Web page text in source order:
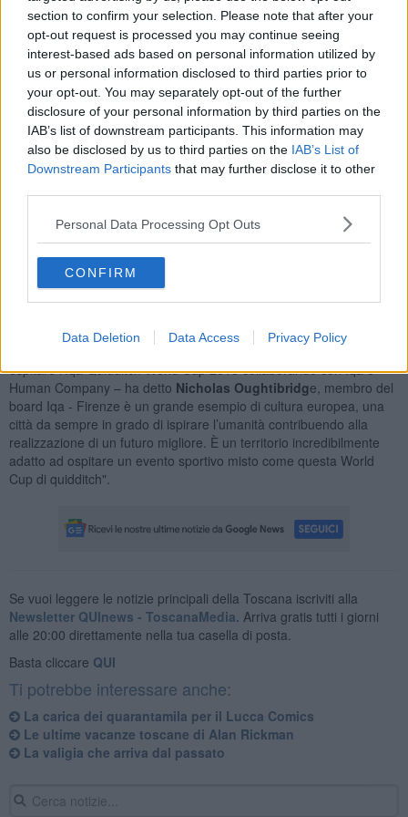
section to confirm your selection. Please note that after your
opt-out request is processed you may continue seeing
interest-based ads based on personal information utilized by
us or personal information disclosed to third parties prior to
your opt-out. You may separately opt-out of the further
disclosure of your personal information by third parties on the
IAB’s list of downstream participants. This information may
also be disclosed by us to third parties on the IAB’s List of
Downstream Participants that may further disclose it to other
Personal Data Processing Opt Outs
CONFIRM
Data Deletion Data Access Privacy Policy
L’evento è promosso dallaInternational Quidditch Association
(Iqa) in collaborazione con il gruppo fiorentinoHuman Company
Dopo un lungo processo di selezione che ha coinvolto Stati Uniti,
Regno Unito, Francia, Turchia, Australia e Bergio, l’Italia è stata
scelta quale paese più adatto a ospitare la
Iqa World Cup 2018
Grazie a strutture sportive di alta qualità, il supporto della città di
Firenze e il dettagliato piano logistico-organizzativo presentato da
Human Company, Iqa opererà con gli organizzatori locali per
garantire il successo del torneo internazionale.
ben presto si è evoluto in un vero sport regolamentato in tutte le
sue dinamiche e nel2010è approdato in Europa.
Nel nostro paese l’Associazione italiana quidditch è stata fondata
2013aMonza. Oggi gli azzurri hanno all’attivo tre competizioni:
European Games 2015, IQA World Cup 2016, European Games
“Sono contento che la splendida città di Firenze si sia offerta di
ospitare l’Iqa Quidditch World Cup 2018 collaborando con Iqa e
Human Company – ha detto Nicholas Oughtibridge, membro del
board Iqa - Firenze è un grande esempio di cultura europea, una
città da sempre in grado di ispirare l’umanità contribuendo alla
realizzazione di un futuro migliore. È un territorio incredibilmente
adatto ad ospitare un evento sportivo misto come questa World
Cup di quidditch".
Se vuoi leggere le notizie principali della Toscana iscriviti alla
Newsletter QUInews - ToscanaMedia. Arriva gratis tutti i giorni
alle 20:00 direttamente nella tua casella di posta.
Basta cliccare QUI
Ti potrebbe interessare anche:
La carica dei quarantamila per il Lucca Comics
Le ultime vacanze toscane di Alan Rickman
La valigia che arriva dal passato